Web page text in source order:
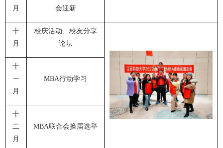
月
会迎新
十
月
校庆活动、校友分享
论坛
十
一
月
MBA行动学习
十
二
月
MBA联合会换届选举